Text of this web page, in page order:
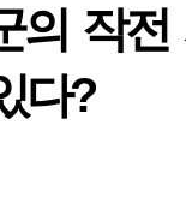
의 작
다?